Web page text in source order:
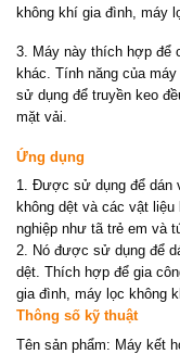
không khí gia đình, máy
3. Máy này thích hợp để
khác. Tính năng của
sử dụng để truyền keo
mặt vải.
Ứng dụng
1. Được sử dụng để dán
không dệt và các vật
nghiệp như tã trẻ em và
2. Nó được sử dụng để
dệt. Thích hợp để gia
gia đình, máy lọc không
Thông số kỹ thuật
Tên sản phẩm: Máy kết